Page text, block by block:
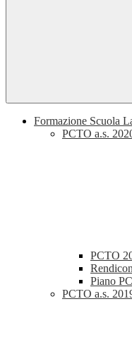
Formazione Scuola
PCTO a.s.
PCTO
Piano
PCTO a.s.